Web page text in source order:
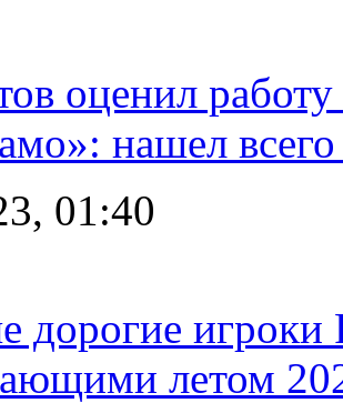
оценил
нашел
01:40
дорогие игроки
летом